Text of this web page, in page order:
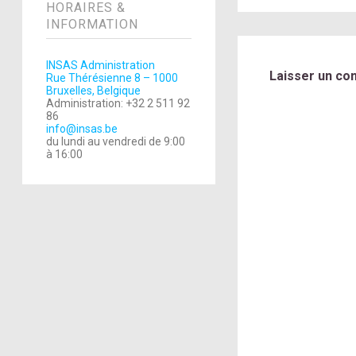
HORAIRES &
INFORMATION
INSAS Administration
Rue Thérésienne 8 – 1000
Bruxelles, Belgique
Administration: +32 2 511 92
86
info@insas.be
du lundi au vendredi de 9:00
à 16:00
Laisser un